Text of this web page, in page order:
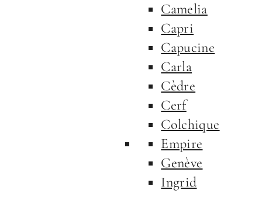
Camelia
Capri
Capucine
Carla
Cèdre
Cerf
Colchique
Empire
Genève
Ingrid